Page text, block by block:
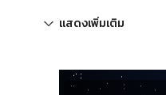
แสดงเพิ่มเติม